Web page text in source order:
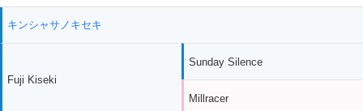
キンシャサノキセキ
Fuji Kiseki
Sunday Silence
Millracer